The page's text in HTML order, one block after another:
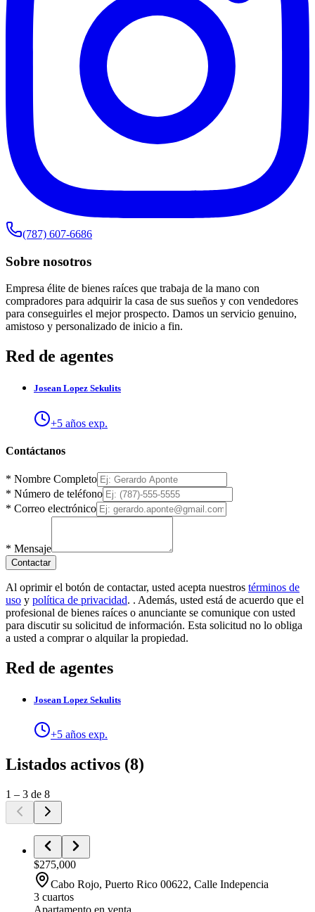
(787) 607-6686
Sobre nosotros
Empresa élite de bienes raíces que trabaja de la mano con
compradores para adquirir la casa de sus sueños y con vendedores
para conseguirles el mejor prospecto. Damos un servicio genuino,
amistoso y personalizado de inicio a fin.
Red de agentes
Josean Lopez Sekulits
+5 años exp.
Contáctanos
* Nombre Completo
* Número de teléfono
* Correo electrónico
* Mensaje
Contactar
Al oprimir el botón de contactar, usted acepta nuestros términos de
uso y política de privacidad. . Además, usted está de acuerdo que el
profesional de bienes raíces o anunciante se comunique con usted
para discutir su solicitud de información. Esta solicitud no lo obliga
a usted a comprar o alquilar la propiedad.
Red de agentes
Josean Lopez Sekulits
+5 años exp.
Listados activos (8)
1 – 3 de 8
$275,000
Cabo Rojo, Puerto Rico 00622, Calle Indepencia
3 cuartos
Apartamento en venta